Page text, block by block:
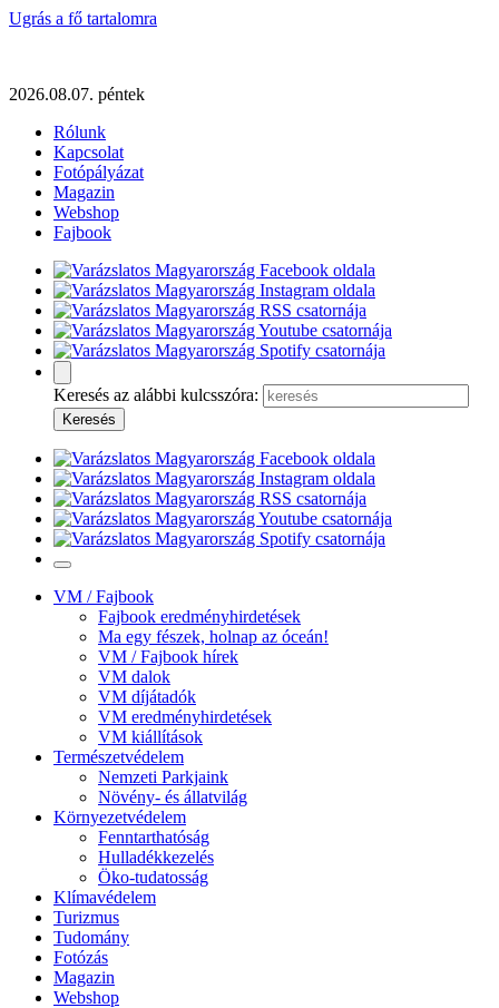
Ugrás a fő tartalomra
2026.08.07. péntek
Rólunk
Kapcsolat
Fotópályázat
Magazin
Webshop
Fajbook
Keresés az alábbi kulcsszóra:
VM / Fajbook
Fajbook eredményhirdetések
Ma egy fészek, holnap az óceán!
VM / Fajbook hírek
VM dalok
VM díjátadók
VM eredményhirdetések
VM kiállítások
Természetvédelem
Nemzeti Parkjaink
Növény- és állatvilág
Környezetvédelem
Fenntarthatóság
Hulladékkezelés
Öko-tudatosság
Klímavédelem
Turizmus
Tudomány
Fotózás
Magazin
Webshop